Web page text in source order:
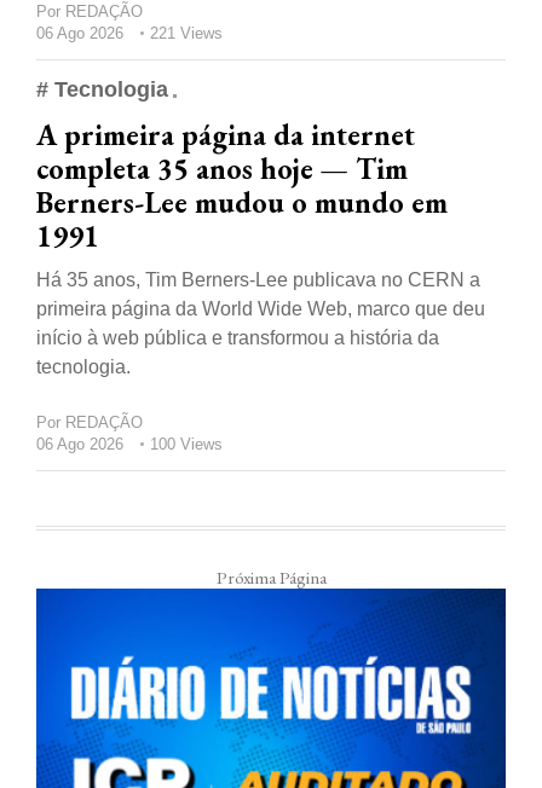
Por REDAÇÃO
06 Ago 2026
221 Views
# Tecnologia
A primeira página da internet
completa 35 anos hoje — Tim
Berners-Lee mudou o mundo em
1991
Há 35 anos, Tim Berners-Lee publicava no CERN a
primeira página da World Wide Web, marco que deu
início à web pública e transformou a história da
tecnologia.
Por REDAÇÃO
06 Ago 2026
100 Views
Próxima Página